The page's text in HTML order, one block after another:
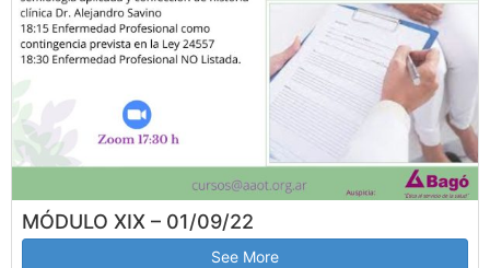
MÓDULO XIX – 01/09/22
See More